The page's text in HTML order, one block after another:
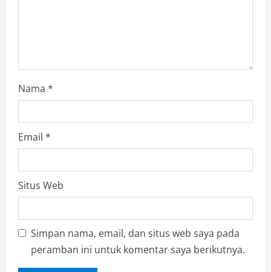
Nama *
Email *
Situs Web
Simpan nama, email, dan situs web saya pada
peramban ini untuk komentar saya berikutnya.